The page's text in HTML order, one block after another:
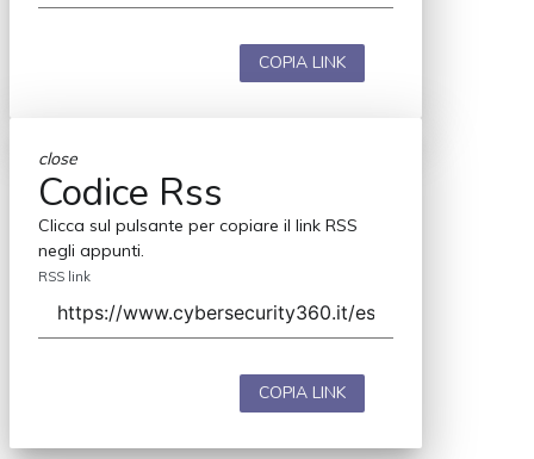
COPIA LINK
close
Codice Rss
Clicca sul pulsante per copiare il link RSS
negli appunti.
RSS link
COPIA LINK